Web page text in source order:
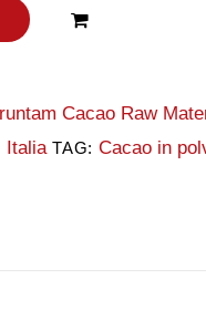
Cacao Raw
Italia TAG: Cacao in